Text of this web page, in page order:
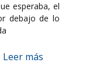
esperaba, el
debajo de lo
Leer más